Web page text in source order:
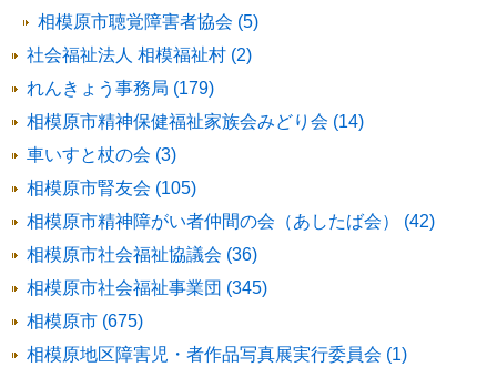
相模原市聴覚障害者協会 (5)
社会福祉法人 相模福祉村 (2)
れんきょう事務局 (179)
相模原市精神保健福祉家族会みどり会 (14)
車いすと杖の会 (3)
相模原市腎友会 (105)
相模原市精神障がい者仲間の会（あしたば会） (42)
相模原市社会福祉協議会 (36)
相模原市社会福祉事業団 (345)
相模原市 (675)
相模原地区障害児・者作品写真展実行委員会 (1)